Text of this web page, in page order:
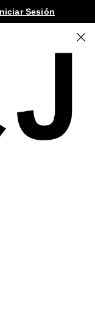
Sesión